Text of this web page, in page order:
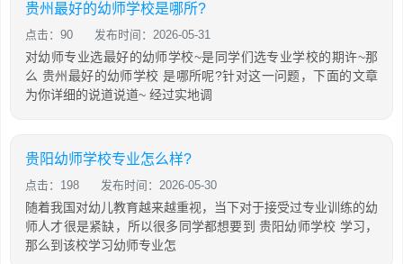
贵州最好的幼师学校是哪所?
点击：90 发布时间：2026-05-31
对幼师专业选最好的幼师学校~是同学们选专业学校的期许~那
么 贵州最好的幼师学校 是哪所呢?针对这一问题，下面的文章
为你详细的说道说道~ 经过实地调
贵阳幼师学校专业怎么样?
点击：198 发布时间：2026-05-30
随着我国对幼儿教育越来越重视，当下对于接受过专业训练的幼
师人才很是紧缺，所以很多同学都想要到 贵阳幼师学校 学习，
那么到该校学习幼师专业怎